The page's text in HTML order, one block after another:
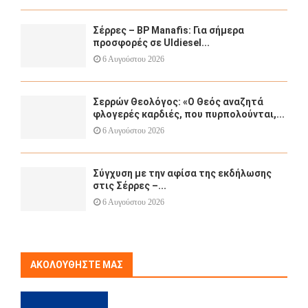
Σέρρες – BP Manafis: Για σήμερα
προσφορές σε Uldiesel...
6 Αυγούστου 2026
Σερρών Θεολόγος: «Ο Θεός αναζητά
φλογερές καρδιές, που πυρπολούνται,...
6 Αυγούστου 2026
Σύγχυση με την αφίσα της εκδήλωσης
στις Σέρρες –...
6 Αυγούστου 2026
ΑΚΟΛΟΥΘΉΣΤΕ ΜΑΣ